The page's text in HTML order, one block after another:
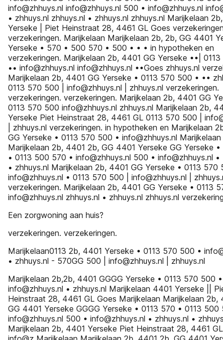
info@zhhuys.nl info@zhhuys.nl 500 • info@zhhuys.nl
• zhhuys.nl zhhuys.nl • zhhuys.nl zhhuys.nl Marijkelaan
Yerseke | Piet Heinstraat 28, 4461 GL Goes
verzekeringen. Marijkelaan Marijkelaan 2b, 2b, GG 4401
Yerseke • 570 • 500 570 • 500 • • • in hypotheken en
verzekeringen. Marijkelaan 2b, 4401 GG Yerseke ••|
•• info@zhhuys.nl info@zhhuys.nl ••Goes zhhuys.nl
Marijkelaan 2b, 4401 GG Yerseke • 0113 570 500 • ••
0113 570 500 | info@zhhuys.nl | zhhuys.nl verzekeringen.
verzekeringen. verzekeringen. Marijkelaan 2b, 4401 GG
0113 570 500 info@zhhuys.nl zhhuys.nl Marijkelaan 2b,
Yerseke Piet Heinstraat 28, 4461 GL 0113 570 500 |
| zhhuys.nl verzekeringen. in hypotheken en Marijkelaan
GG Yerseke • 0113 570 500 • info@zhhuys.nl Marijkelaan
Marijkelaan 2b, 4401 2b, GG 4401 Yerseke GG Yerseke •
• 0113 500 570 • info@zhhuys.nl 500 • info@zhhuys.nl •
• zhhuys.nl Marijkelaan 2b, 4401 GG Yerseke • 0113 570
info@zhhuys.nl • 0113 570 500 | info@zhhuys.nl |
verzekeringen. Marijkelaan 2b, 4401 GG Yerseke • 0113
info@zhhuys.nl zhhuys.nl • zhhuys.nl zhhuys.nl
Een zorgwoning aan huis?
verzekeringen. verzekeringen.
Marijkelaan0113 2b, 4401 Yerseke • 0113 570 500 •
• zhhuys.nl - 570GG 500 | info@zhhuys.nl | zhhuys.nl
Marijkelaan 2b,2b, 4401 GGGG Yerseke • 0113 570 500 •
info@zhhuys.nl • zhhuys.nl Marijkelaan 4401 Yerseke ||
Heinstraat 28, 4461 GL Goes Marijkelaan Marijkelaan 2b,
GG 4401 Yerseke GGGG Yerseke • 0113 570 • 0113 500
info@zhhuys.nl 500 • info@zhhuys.nl • zhhuys.nl •
Marijkelaan 2b, 4401 Yerseke Piet Heinstraat 28, 4461